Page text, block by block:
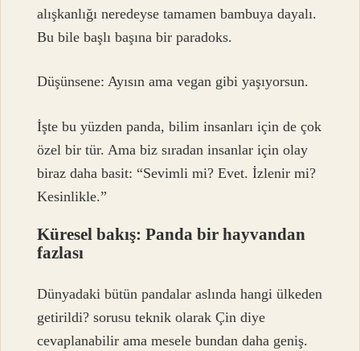
alışkanlığı neredeyse tamamen bambuya dayalı.
Bu bile başlı başına bir paradoks.
Düşünsene: Ayısın ama vegan gibi yaşıyorsun.
İşte bu yüzden panda, bilim insanları için de çok
özel bir tür. Ama biz sıradan insanlar için olay
biraz daha basit: “Sevimli mi? Evet. İzlenir mi?
Kesinlikle.”
Küresel bakış: Panda bir hayvandan
fazlası
Dünyadaki bütün pandalar aslında hangi ülkeden
getirildi? sorusu teknik olarak Çin diye
cevaplanabilir ama mesele bundan daha geniş.